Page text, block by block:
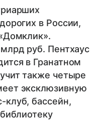
в России,
руб. Пентхаус
в Гранатном
также четыре
эксклюзивную
клуб, бассейн,